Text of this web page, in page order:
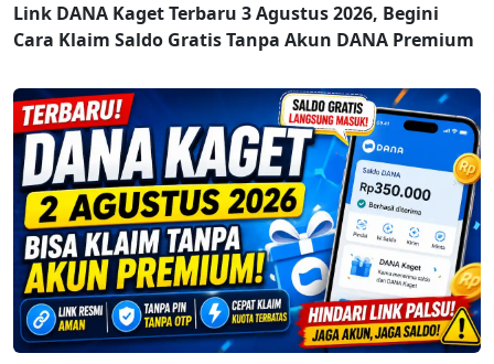
Link DANA Kaget Terbaru 3 Agustus 2026, Begini
Cara Klaim Saldo Gratis Tanpa Akun DANA Premium